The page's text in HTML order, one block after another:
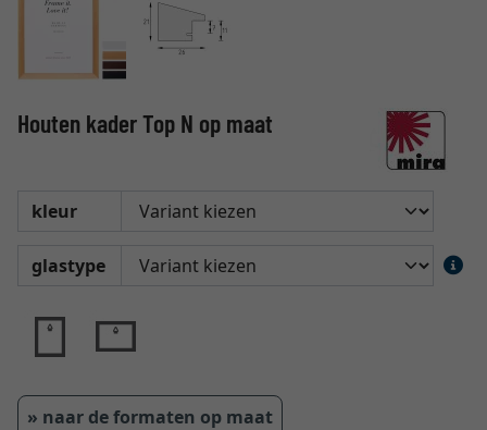
Houten kader Top N op maat
kleur
glastype
» naar de formaten op maat